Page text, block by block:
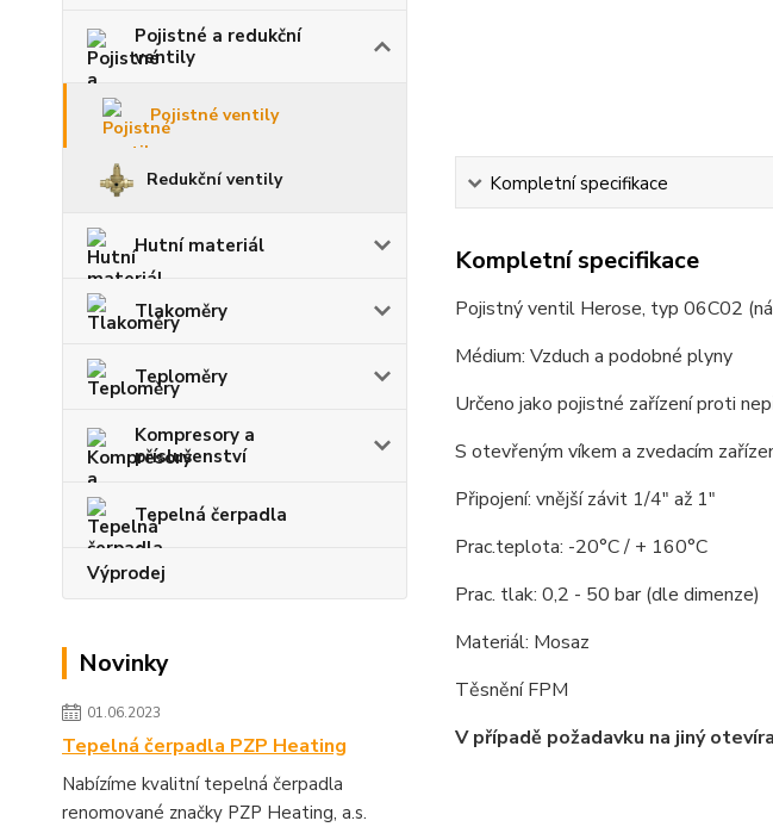
Pojistné a redukční
ventily
Pojistné ventily
Redukční ventily
Hutní materiál
Tlakoměry
Teploměry
Kompresory a
příslušenství
Tepelná čerpadla
Výprodej
Novinky
01.06.2023
Tepelná čerpadla PZP Heating
Nabízíme kvalitní tepelná čerpadla
renomované značky PZP Heating, a.s.
Kompletní specifikace
Kompletní specifikace
Pojistný ventil Herose, typ 06C02
Médium: Vzduch a podobné plyny
Určeno jako pojistné zařízení proti
S otevřeným víkem a zvedacím
Připojení: vnější závit 1/4" až 1"
Prac.teplota: -20°C / + 160°C
Prac. tlak: 0,2 - 50 bar (dle dimenze)
Materiál: Mosaz
Těsnění FPM
V případě požadavku na jiný